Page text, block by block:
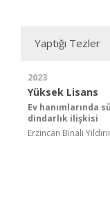
Yaptığı Tezler
2023
Yüksek Lisans
Ev hanımlarında
dindarlık ilişkisi
Erzincan Binali